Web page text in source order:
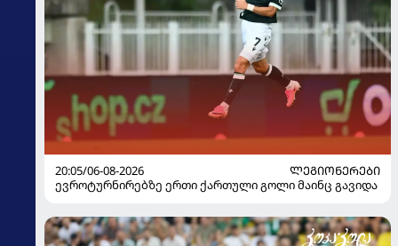
20:05/06-08-2026
ᲚᲔᲒᲘᲝᲜᲔᲠᲔᲑᲘ
ევროტურნირებზე ერთი ქართული გოლი მაინც გავიდა